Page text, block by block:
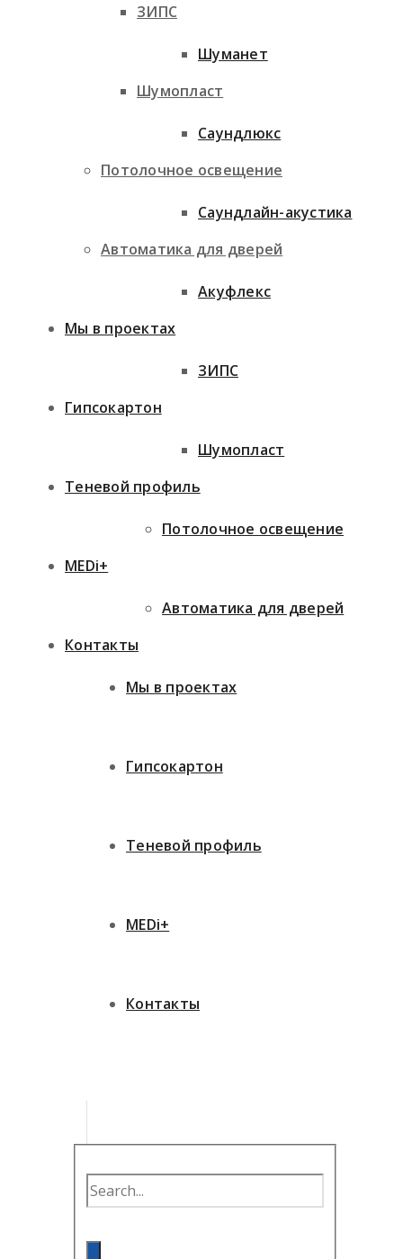
ЗИПС
Шумопласт
Потолочное освещение
Автоматика для дверей
Мы в проектах
Гипсокартон
Теневой профиль
MEDi+
Контакты
Шуманет
Саундлюкс
Саундлайн-акустика
Акуфлекс
ЗИПС
Шумопласт
Потолочное освещение
Автоматика для дверей
Мы в проектах
Гипсокартон
Теневой профиль
MEDi+
Контакты